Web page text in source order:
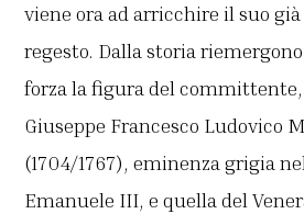
viene ora ad arricchire il suo
regesto. Dalla storia
forza la figura del
Giuseppe Francesco Ludovico
(1704/1767), eminenza grigia
Emanuele III, e quella del